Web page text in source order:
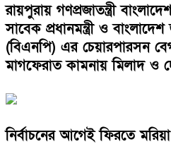
রায়পুরায় গণপ্রজাতন্ত্রী
সাবেক প্রধানমন্ত্রী ও
(বিএনপি) এর চেয়ারপারসন
মাগফেরাত কামনায় মিলাদ ও
নির্বাচনের আগেই ফিরতে